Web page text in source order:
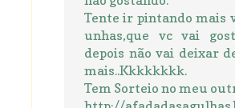
Tente ir pintando mais
unhas,que vc vai
depois não vai deixar
mais..Kkkkkkkk.
Tem Sorteio no meu